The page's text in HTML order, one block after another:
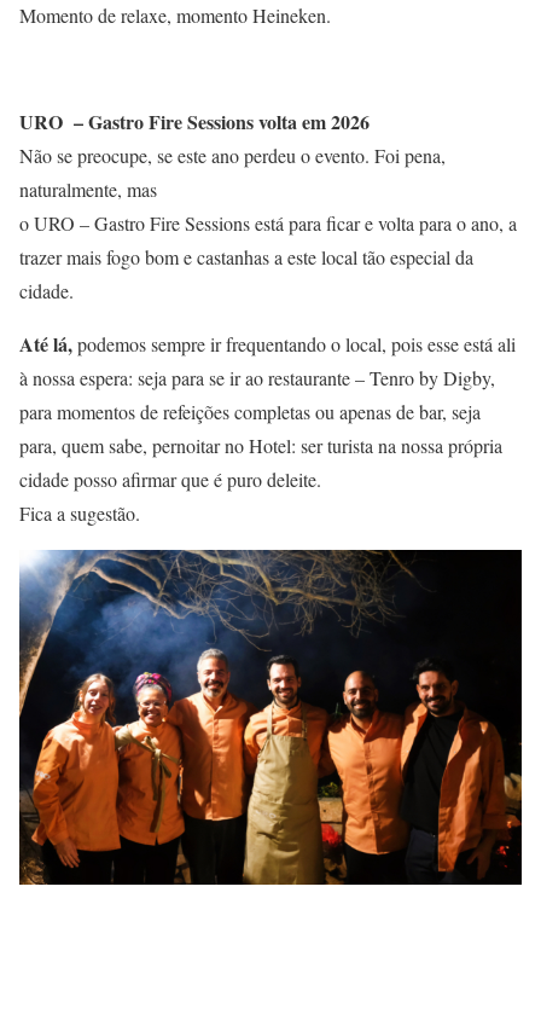
Momento de relaxe, momento Heineken.
URO – Gastro Fire Sessions volta em 2026
Não se preocupe, se este ano perdeu o evento. Foi pena,
naturalmente, mas
o URO – Gastro Fire Sessions está para ficar e volta para o ano, a
trazer mais fogo bom e castanhas a este local tão especial da
cidade.
Até lá,podemos sempre ir frequentando o local, pois esse está ali
à nossa espera: seja para se ir ao restaurante – Tenro by Digby,
para momentos de refeições completas ou apenas de bar, seja
para, quem sabe, pernoitar no Hotel: ser turista na nossa própria
cidade posso afirmar que é puro deleite.
Fica a sugestão.